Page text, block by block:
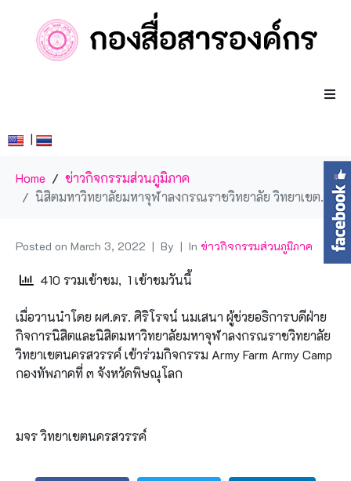
|
Home
ข่าวกิจกรรมส่วนภูมิภาค
นิสิตมหาวิทยาลัยมหาจุฬาลงกรณราชวิทยาลัย วิทยาเขตนครสวรรค์ เข้าร่วมกิจกรรมArmy Farm Army Camp กองทัพภาคที่ ๓
Posted on March 3, 2022 By In ข่าวกิจกรรมส่วนภูมิภาค
410 รวมเข้าชม, 1 เข้าชมวันนี้
เมื่อวานนำโดย ผศ.ดร. ศิริโรจน์ นมเสนา ผู้ช่วยอธิการบดีฝ่าย
กิจการนิสิตและนิสิตมหาวิทยาลัยมหาจุฬาลงกรณราชวิทยาลัย
วิทยาเขตนครสวรรค์ เข้าร่วมกิจกรรม Army Farm Army Camp
กองทัพภาคที่ ๓ จังหวัดพิษณุโลก
มจร วิทยาเขตนครสวรรค์